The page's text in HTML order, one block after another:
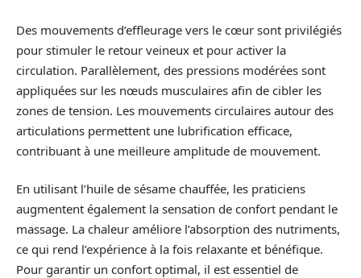
Des mouvements d’effleurage vers le cœur sont privilégiés
pour stimuler le retour veineux et pour activer la
circulation. Parallèlement, des pressions modérées sont
appliquées sur les nœuds musculaires afin de cibler les
zones de tension. Les mouvements circulaires autour des
articulations permettent une lubrification efficace,
contribuant à une meilleure amplitude de mouvement.
En utilisant l’huile de sésame chauffée, les praticiens
augmentent également la sensation de confort pendant le
massage. La chaleur améliore l’absorption des nutriments,
ce qui rend l’expérience à la fois relaxante et bénéfique.
Pour garantir un confort optimal, il est essentiel de